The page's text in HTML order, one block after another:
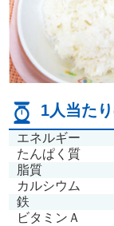
1人当た
エネルギー
たんぱく質
脂質
カルシウム
鉄
ビタミンＡ